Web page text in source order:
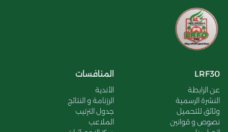
LRF30
عن الرابطة
النشرة الرسمية
وثائق للتحميل
نصوص و قوانين
المنافسات
الأندية
الرزنامة و النتائج
جدول الترتيب
الملاعب